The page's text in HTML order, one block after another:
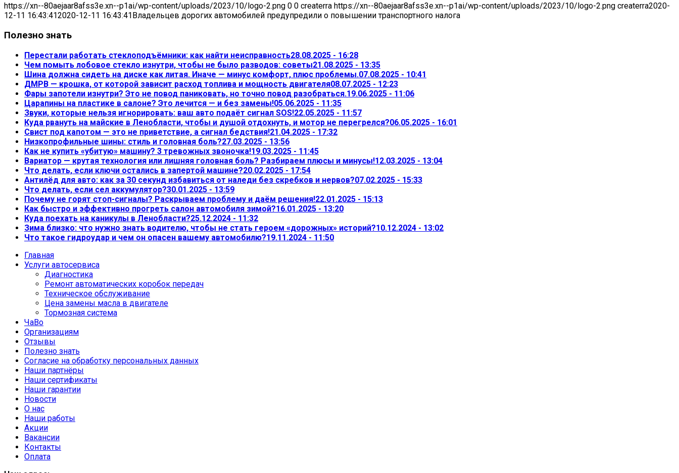
https://xn--80aejaar8afss3e.xn--p1ai/wp-content/uploads/2023/10/logo-2.png 0 0 createrra https://xn--80aejaar8afss3e.xn--p1ai/wp-content/uploads/2023/10/logo-2.png createrra2020-
12-11 16:43:412020-12-11 16:43:41 Владельцев дорогих автомобилей предупредили о повышении транспортного налога
Полезно знать
Перестали работать стеклоподъёмники: как найти неисправность28.08.2025 - 16:28
Чем помыть лобовое стекло изнутри, чтобы не было разводов: советы21.08.2025 - 13:35
Шина должна сидеть на диске как литая. Иначе — минус комфорт, плюс проблемы.07.08.2025 - 10:41
ДМРВ — крошка, от которой зависит расход топлива и мощность двигателя08.07.2025 - 12:23
Фары запотели изнутри? Это не повод паниковать, но точно повод разобраться.19.06.2025 - 11:06
Царапины на пластике в салоне? Это лечится — и без замены!05.06.2025 - 11:35
Звуки, которые нельзя игнорировать: ваш авто подаёт сигнал SOS!22.05.2025 - 11:57
Куда рвануть на майские в Ленобласти, чтобы и душой отдохнуть, и мотор не перегрелся?06.05.2025 - 16:01
Свист под капотом — это не приветствие, а сигнал бедствия!21.04.2025 - 17:32
Низкопрофильные шины: стиль и головная боль?27.03.2025 - 13:56
Как не купить «убитую» машину? 3 тревожных звоночка!19.03.2025 - 11:45
Вариатор — крутая технология или лишняя головная боль? Разбираем плюсы и минусы!12.03.2025 - 13:04
Что делать, если ключи остались в запертой машине?20.02.2025 - 17:54
Антилёд для авто: как за 30 секунд избавиться от наледи без скребков и нервов?07.02.2025 - 15:33
Что делать, если сел аккумулятор?30.01.2025 - 13:59
Почему не горят стоп-сигналы? Раскрываем проблему и даём решения!22.01.2025 - 15:13
Как быстро и эффективно прогреть салон автомобиля зимой?16.01.2025 - 13:20
Куда поехать на каникулы в Ленобласти?25.12.2024 - 11:32
Зима близко: что нужно знать водителю, чтобы не стать героем «дорожных» историй?10.12.2024 - 13:02
Что такое гидроудар и чем он опасен вашему автомобилю?19.11.2024 - 11:50
Главная
Услуги автосервиса
Диагностика
Ремонт автоматических коробок передач
Техническое обслуживание
Цена замены масла в двигателе
Тормозная система
ЧаВо
Организациям
Отзывы
Полезно знать
Согласие на обработку персональных данных
Наши партнёры
Наши сертификаты
Наши гарантии
Новости
О нас
Наши работы
Акции
Вакансии
Контакты
Оплата